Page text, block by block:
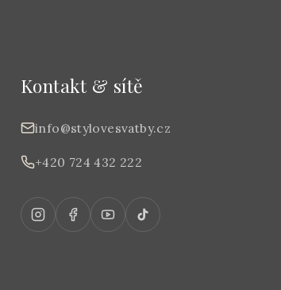
Kontakt & sítě
info@stylovesvatby.cz
+420 724 432 222